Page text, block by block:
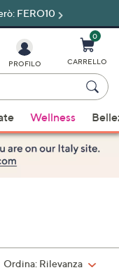
FERO10
PROFILO
0
CARRELLO
Wellness
Ordina: Rilevanza